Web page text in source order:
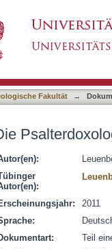
Fakultät →
2011
Teil